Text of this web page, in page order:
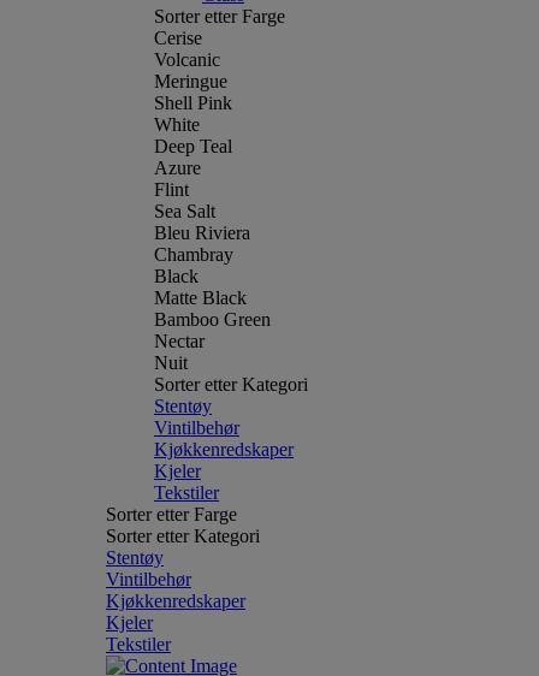
Sorter etter Farge
Cerise
Volcanic
Meringue
Shell Pink
White
Deep Teal
Azure
Flint
Sea Salt
Bleu Riviera
Chambray
Black
Matte Black
Bamboo Green
Nectar
Nuit
Sorter etter Kategori
Stentøy
Vintilbehør
Kjøkkenredskaper
Kjeler
Tekstiler
Sorter etter Farge
Sorter etter Kategori
Stentøy
Vintilbehør
Kjøkkenredskaper
Kjeler
Tekstiler